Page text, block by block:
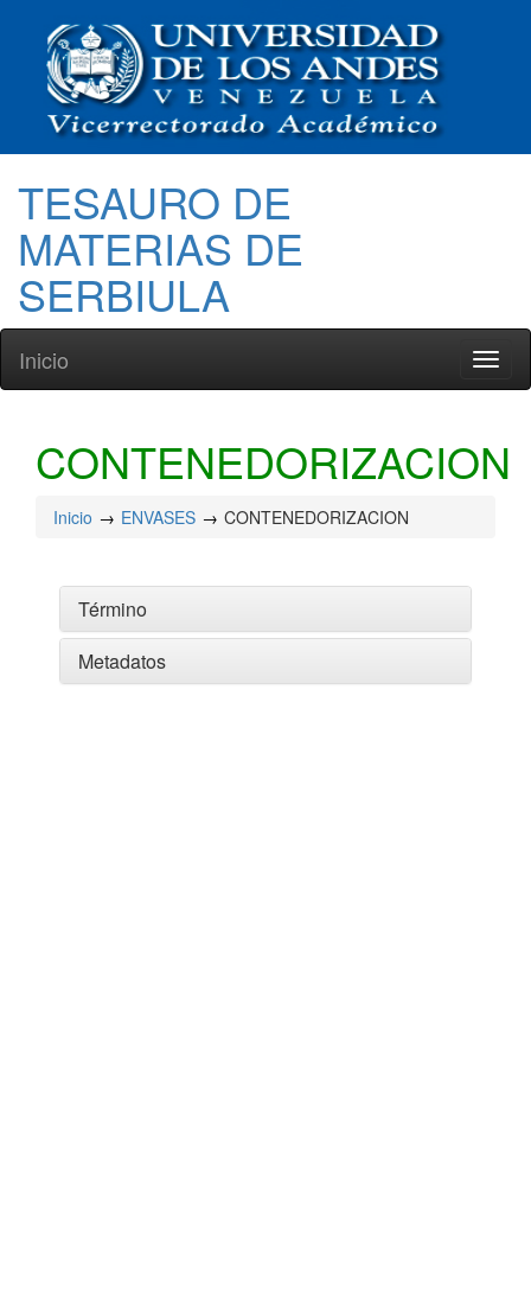
TESAURO DE
MATERIAS DE
SERBIULA
Inicio
CONTENEDORIZACION
Inicio ENVASES CONTENEDORIZACION
Término
Metadatos